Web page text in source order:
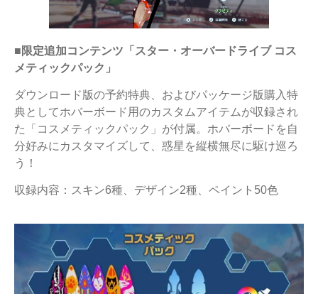
■限定追加コンテンツ「スター・オーバードライブ コス
メティックパック」
ダウンロード版の予約特典、およびパッケージ版購入特
典としてホバーボード用のカスタムアイテムが収録され
た「コスメティックパック」が付属。ホバーボードを自
分好みにカスタマイズして、惑星を縦横無尽に駆け巡ろ
う！
収録内容：スキン6種、デザイン2種、ペイント50色